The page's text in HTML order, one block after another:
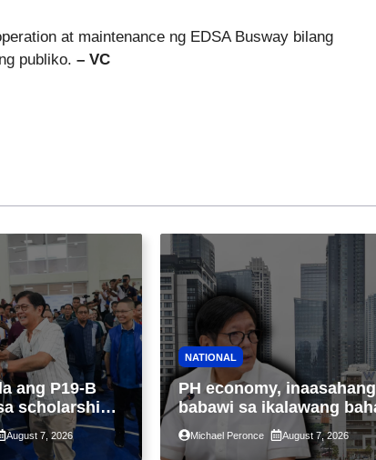
at maintenance ng EDSA Busway bilang
publiko. – VC
ang P19-B
scholarship
pinakamalaki
ng TESDA
August 7, 2026
NATIONAL
PH economy, inaasahang
babawi sa ikalawang
ng taon kasunod ng 2.3%
GDP dulot ng Middle
Michael Peronce August 7, 2026